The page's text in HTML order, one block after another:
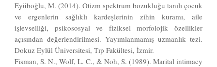
Eyüboğlu, M. (2014). Otizm spektrum bozukluğu tanılı çocuk
ve ergenlerin sağlıklı kardeşlerinin zihin kuramı, aile
işlevselliği, psikososyal ve fiziksel morfolojik özellikler
açısından değerlendirilmesi. Yayımlanmamış uzmanlık tezi.
Dokuz Eylül Üniversitesi, Tıp Fakültesi, İzmir.
Fisman, S. N., Wolf, L. C., & Noh, S. (1989). Marital intimacy